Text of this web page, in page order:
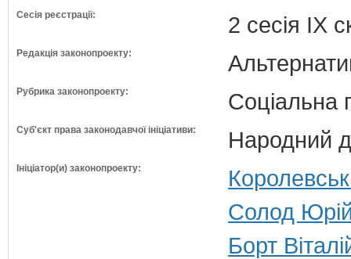
Сесія реєстрації: 2 сесія IX
Редакція законопроекту:
Рубрика законопроекту: Соціальна
Суб'єкт права законодавчої ініціативи: Народний
Ініціатор(и) законопроекту:
Солод
Борт